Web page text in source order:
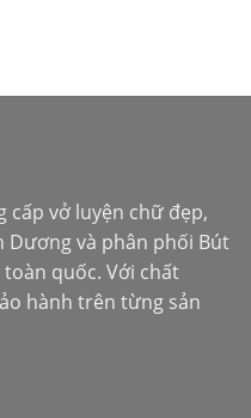
cấp vở luyện chữ đẹp,
Dươngvà phân phối Bút
quốc. Với chất
hành trên từng sản